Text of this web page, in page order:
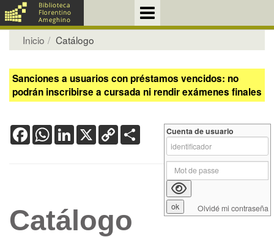
Inicio Catálogo
Sanciones a usuarios con préstamos vencidos: no
podrán inscribirse a cursada ni rendir exámenes finales
FacebookWhatsApp
LinkedIn
X Copy
Link
Catálogo
Cuenta de usuario
Olvidé mi contraseña